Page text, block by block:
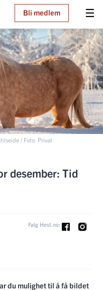
☰
Bli medlem
/ Foto: Privat
desember: Tid
Følg Hest.no:
du mulighet til å få bildet